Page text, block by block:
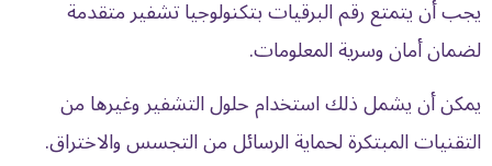
يجب أن يتمتع رقم البرقيات بتكنولوجيا تشفير متقدمة
لضمان أمان وسرية المعلومات.
يمكن أن يشمل ذلك استخدام حلول التشفير وغيرها من
التقنيات المبتكرة لحماية الرسائل من التجسس والاختراق.